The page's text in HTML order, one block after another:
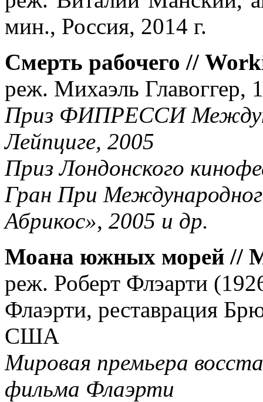
мин., Россия, 2014 г.
Смерть рабочего //
реж. Михаэль Главоггер,
Приз ФИПРЕССИ
Лейпциге, 2005
Приз Лондонского
Гран При
Абрикос», 2005 и др.
Моана южных морей //
реж. Роберт Флэарти
Флаэрти, реставрация
США
Мировая премьера
фильма Флаэрти